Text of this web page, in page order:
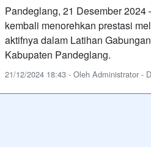
Pandeglang, 21 Desember 2024
kembali menorehkan prestasi
aktifnya dalam Latihan
Kabupaten Pandeglang.
21/12/2024 18:43 - Oleh Administrator -